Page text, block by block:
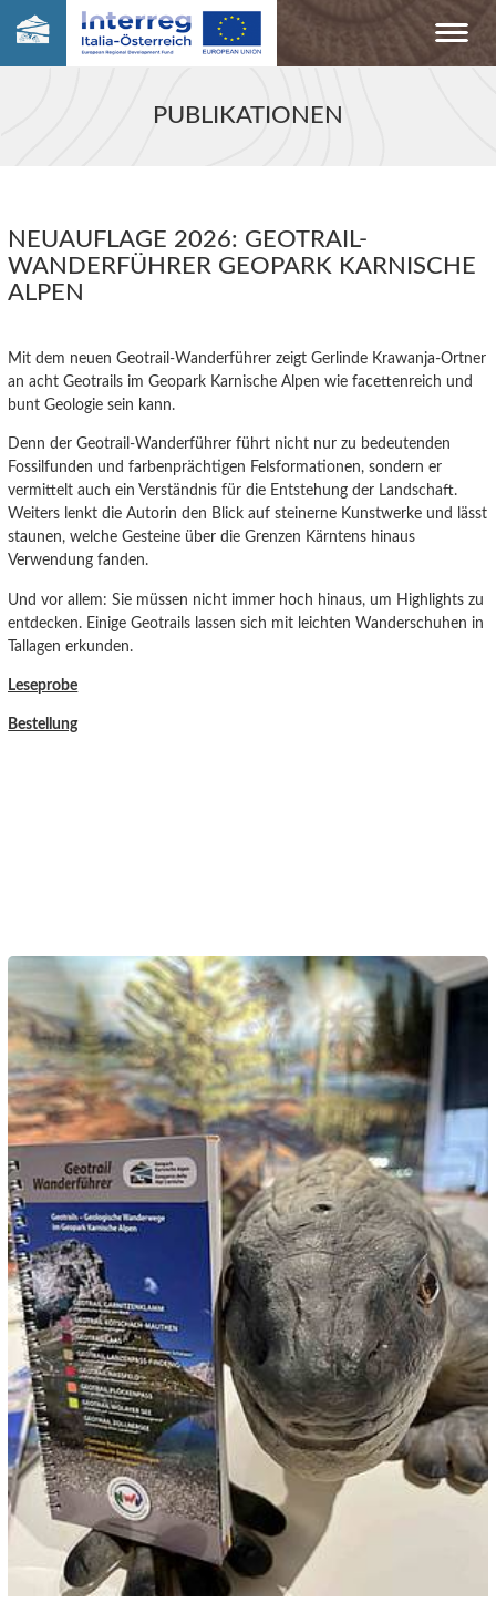
PUBLIKATIONEN
NEUAUFLAGE 2026: GEOTRAIL-
WANDERFÜHRER GEOPARK KARNISCHE
ALPEN
Mit dem neuen Geotrail-Wanderführer zeigt Gerlinde Krawanja-Ortner
an acht Geotrails im Geopark Karnische Alpen wie facettenreich und
bunt Geologie sein kann.
Denn der Geotrail-Wanderführer führt nicht nur zu bedeutenden
Fossilfunden und farbenprächtigen Felsformationen, sondern er
vermittelt auch ein Verständnis für die Entstehung der Landschaft.
Weiters lenkt die Autorin den Blick auf steinerne Kunstwerke und lässt
staunen, welche Gesteine über die Grenzen Kärntens hinaus
Verwendung fanden.
Und vor allem: Sie müssen nicht immer hoch hinaus, um Highlights zu
entdecken. Einige Geotrails lassen sich mit leichten Wanderschuhen in
Tallagen erkunden.
Leseprobe
Bestellung